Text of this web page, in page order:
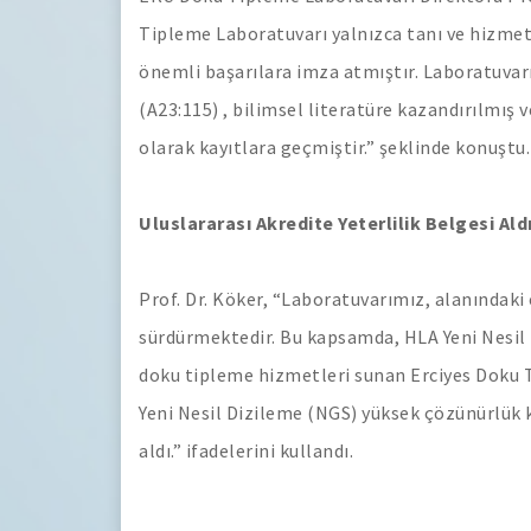
Tipleme Laboratuvarı yalnızca tanı ve
önemli başarılara imza atmıştır.
(A23:115) , bilimsel literatüre
olarak kayıtlara geçmiştir.” şeklinde konuştu.
Uluslararası Akredite Yeterlilik Belgesi
Prof. Dr. Köker, “Laboratuvarımız,
sürdürmektedir. Bu kapsamda, HLA Yeni
doku tipleme hizmetleri sunan Erciyes Doku
Yeni Nesil Dizileme (NGS) yüksek
aldı.” ifadelerini kullandı.